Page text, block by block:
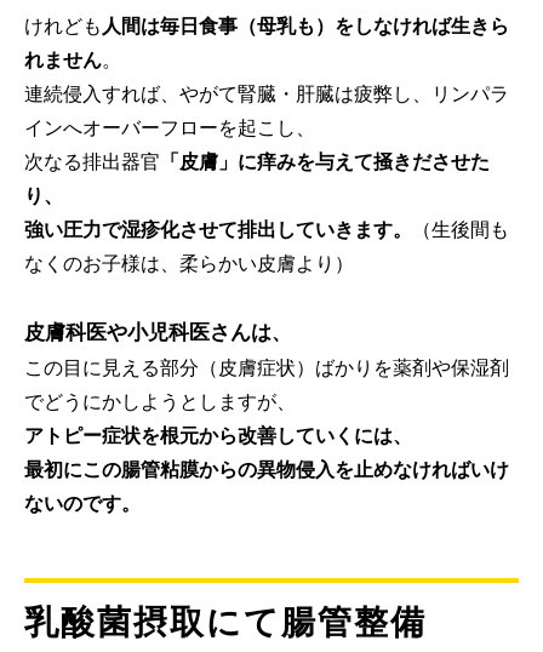
けれども 人間は毎日食事（母乳も）をしなければ生きら
れません。
連続侵入すれば、やがて腎臓・肝臓は疲弊し、リンパラ
インへオーバーフローを起こし、
次なる排出器官 「皮膚」に痒みを与えて掻きださせた
り、
強い圧力で湿疹化させて排出していきます。
（生後間も
なくのお子様は、柔らかい皮膚より）
皮膚科医や小児科医さんは、
この目に見える部分（皮膚症状）ばかりを薬剤や保湿剤
でどうにかしようとしますが、
アトピー症状を根元から改善していくには、
最初にこの腸管粘膜からの異物侵入を止めなければいけ
ないのです。
乳酸菌摂取にて腸管整備